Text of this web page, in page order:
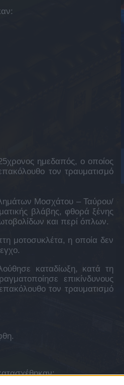
ημεδαπός, ο οποίος
τον τραυματισμό
Μοσχάτου – Ταύρου/
βλάβης, φθορά ξένης
και περί όπλων.
μοτοσυκλέτα, η οποία δεν
καταδίωξη, κατά τη
επικίνδυνους
τον τραυματισμό